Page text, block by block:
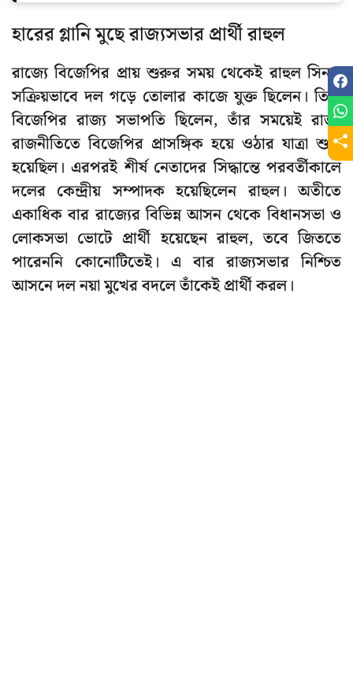
হারের গ্লানি মুছে রাজ্যসভার প্রার্থী রাহুল
রাজ্যে বিজেপির প্রায় শুরুর সময় থেকেই রাহুল সিনহা
সক্রিয়ভাবে দল গড়ে তোলার কাজে যুক্ত ছিলেন। তিনি
বিজেপির রাজ্য সভাপতি ছিলেন, তাঁর সময়েই রাজ্য
রাজনীতিতে বিজেপির প্রাসঙ্গিক হয়ে ওঠার যাত্রা শুরু
হয়েছিল। এরপরই শীর্ষ নেতাদের সিদ্ধান্তে পরবর্তীকালে
দলের কেন্দ্রীয় সম্পাদক হয়েছিলেন রাহুল। অতীতে
একাধিক বার রাজ্যের বিভিন্ন আসন থেকে বিধানসভা ও
লোকসভা ভোটে প্রার্থী হয়েছেন রাহুল, তবে জিততে
পারেননি কোনোটিতেই। এ বার রাজ্যসভার নিশ্চিত
আসনে দল নয়া মুখের বদলে তাঁকেই প্রার্থী করল।